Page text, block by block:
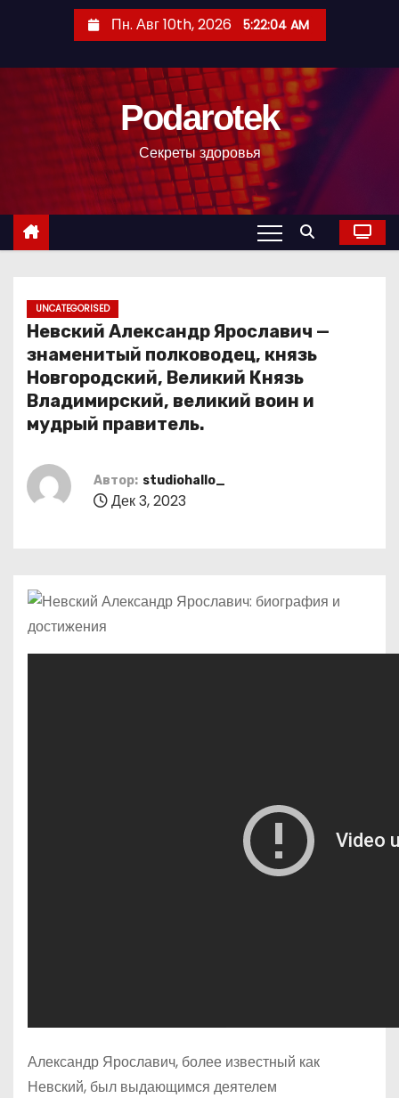
с
Пн. Авг 10th, 2026 5:22:05 AM
Podarotek
Секреты здоровья
UNCATEGORISED
Невский Александр Ярославич —
знаменитый полководец, князь
Новгородский, Великий Князь
Владимирский, великий воин и
мудрый правитель.
Автор: studiohallo_
Дек 3, 2023
Александр Ярославич, более известный как
Невский, был выдающимся деятелем